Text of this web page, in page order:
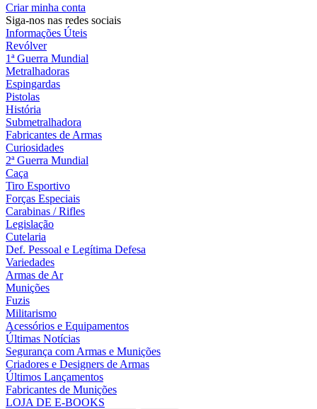
Criar minha conta
Siga-nos nas redes sociais
Informações Úteis
Revólver
1ª Guerra Mundial
Metralhadoras
Espingardas
Pistolas
História
Submetralhadora
Fabricantes de Armas
Curiosidades
2ª Guerra Mundial
Caça
Tiro Esportivo
Forças Especiais
Carabinas / Rifles
Legislação
Cutelaria
Def. Pessoal e Legítima Defesa
Variedades
Armas de Ar
Munições
Fuzis
Militarismo
Acessórios e Equipamentos
Últimas Notícias
Segurança com Armas e Munições
Criadores e Designers de Armas
Últimos Lançamentos
Fabricantes de Munições
LOJA DE E-BOOKS